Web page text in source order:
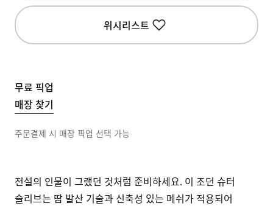
위시리스트
무료 픽업
매장 찾기
주문결제 시 매장 픽업 선택 가능
전설의 인물이 그랬던 것처럼 준비하세요. 이 조던 슈터
슬리브는 땀 발산 기술과 신축성 있는 메쉬가 적용되어